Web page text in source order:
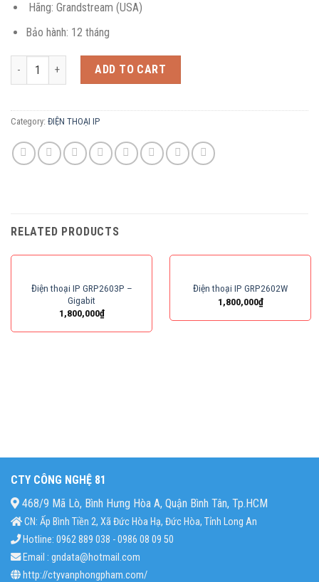
Hãng: Grandstream (USA)
Bảo hành: 12 tháng
Điện thoại IP GRP2602P quantity
ADD TO CART
Category: ĐIỆN THOẠI IP
RELATED PRODUCTS
Điện thoại IP GRP2603P –
Gigabit
1,800,000₫
Điện thoại IP GRP2602W
1,800,000₫
CTY CÔNG NGHỆ 81
468/9 Mã Lò, Bình Hưng Hòa A, Quận Bình Tân, Tp.HCM
CN: Ấp Bình Tiền 2, Xã Đức Hòa Hạ, Đức Hòa, Tỉnh Long An
Hotline: 0962 889 038 - 0986 08 09 50
Email : gndata@hotmail.com
http://ctyvanphongpham.com/